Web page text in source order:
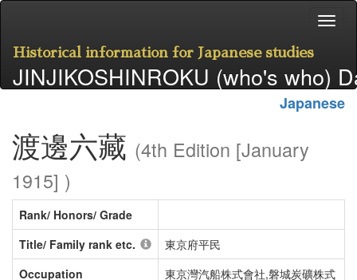
Historical information for Japanese studies
JINJIKOSHINROKU (who's who)
Japanese
渡邊六藏 (4th Edition [January
1915] )
Rank/ Honors/ Grade
Title/ Family rank etc.
東京府平民
Occupation
東京灣汽船株式會社,磐城炭礦株式